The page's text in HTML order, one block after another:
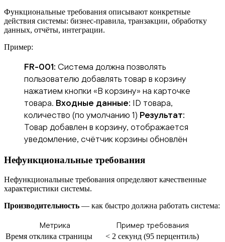
Функциональные требования описывают конкретные
действия системы: бизнес-правила, транзакции, обработку
данных, отчёты, интеграции.
Пример:
FR-001: Система должна позволять
пользователю добавлять товар в корзину
нажатием кнопки «В корзину» на карточке
товара. Входные данные: ID товара,
количество (по умолчанию 1) Результат:
Товар добавлен в корзину, отображается
уведомление, счётчик корзины обновлён
Нефункциональные требования
Нефункциональные требования определяют качественные
характеристики системы.
Производительность — как быстро должна работать система:
Метрика Пример требования
Время отклика страницы < 2 секунд (95 перцентиль)